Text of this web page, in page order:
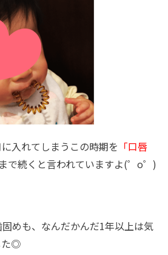
入れてしまうこの時期を 「口唇
で続くと言われていますよ(゜o゜)
めも、なんだかんだ1年以上は気
た◎